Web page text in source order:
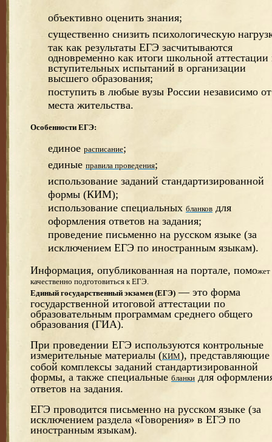
объективно оценить знания;
существенно снизить психологическую
так как результаты ЕГЭ засчитываются
одновременно как итоги школьной аттестации
вступительных испытаний в организации
высшего образования;
поступить в любые вузы России независимо от
места жительства.
Особенности ЕГЭ:
единое расписание;
единые правила проведения;
использование заданий стандартизированной
формы (КИМ);
использование специальных бланков для
оформления ответов на задания;
проведение письменно на русском языке (за
исключением ЕГЭ по иностранным языкам).
Информация, опубликованная на портале, поможет
качественно подготовиться к ЕГЭ.
Единый государственный экзамен (ЕГЭ) — это форма
государственной итоговой аттестации по
образовательным программам среднего общего
образования (ГИА).
При проведении ЕГЭ используются контрольные
измерительные материалы (КИМ), представляющие
собой комплексы заданий стандартизированной
формы, а также специальные бланки для
ответов на задания.
ЕГЭ проводится письменно на русском языке (за
исключением раздела «Говорения» в ЕГЭ по
иностранным языкам).